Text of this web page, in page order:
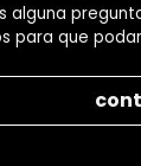
alguna
para que